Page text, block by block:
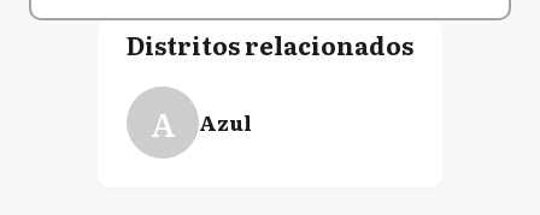
Distritos relacionados
A Azul